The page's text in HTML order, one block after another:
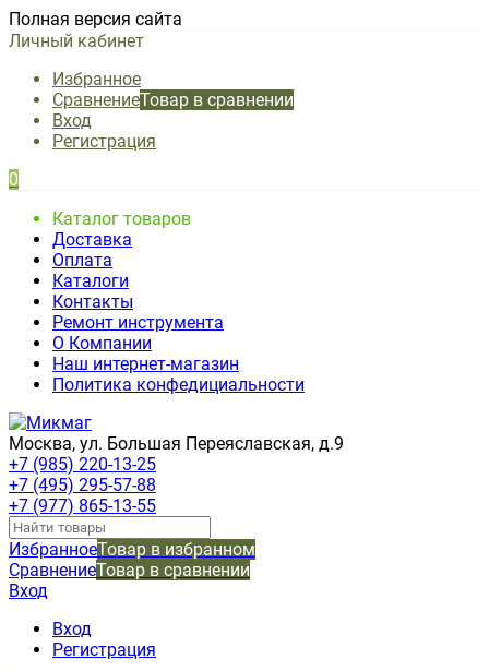
Полная версия сайта
Личный кабинет
Избранное
СравнениеТовар в сравнении
Вход
Регистрация
0
Каталог товаров
Доставка
Оплата
Каталоги
Контакты
Ремонт инструмента
О Компании
Наш интернет-магазин
Политика конфедициальности
Москва, ул. Большая Переяславская, д.9
+7 (985) 220-13-25
+7 (495) 295-57-88
+7 (977) 865-13-55
ИзбранноеТовар в избранном
СравнениеТовар в сравнении
Вход
Вход
Регистрация